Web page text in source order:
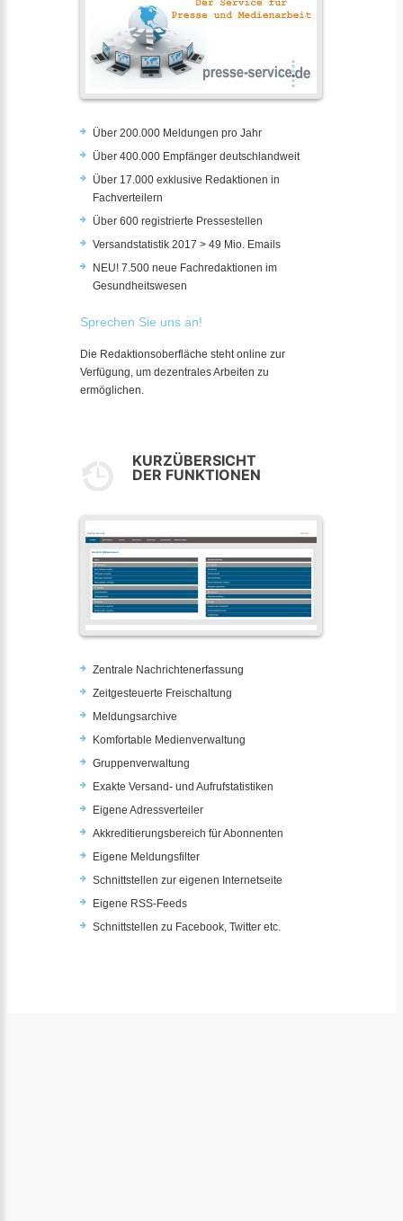
Über 200.000 Meldungen pro Jahr
Über 400.000 Empfänger deutschlandweit
Über 17.000 exklusive Redaktionen in
Fachverteilern
Über 600 registrierte Pressestellen
Versandstatistik 2017 > 49 Mio. Emails
NEU! 7.500 neue Fachredaktionen im
Gesundheitswesen
Sprechen Sie uns an!
Die Redaktionsoberfläche steht online zur
Verfügung, um dezentrales Arbeiten zu
ermöglichen.
KURZÜBERSICHT
DER FUNKTIONEN
Zentrale Nachrichtenerfassung
Zeitgesteuerte Freischaltung
Meldungsarchive
Komfortable Medienverwaltung
Gruppenverwaltung
Exakte Versand- und Aufrufstatistiken
Eigene Adressverteiler
Akkreditierungsbereich für Abonnenten
Eigene Meldungsfilter
Schnittstellen zur eigenen Internetseite
Eigene RSS-Feeds
Schnittstellen zu Facebook, Twitter etc.